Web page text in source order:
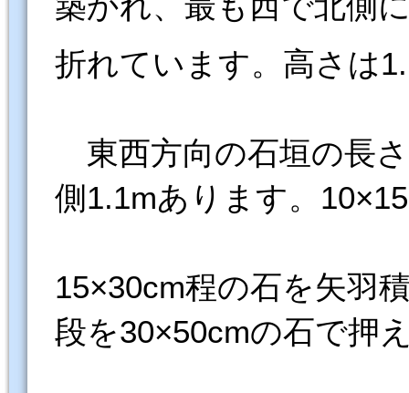
折れています。高さは
東西方向の石垣の長
側1.1mあります。
15×30cm程の石を矢羽
段を30×50cmの石で押